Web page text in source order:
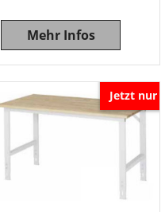
Mehr Infos
Jetzt nur